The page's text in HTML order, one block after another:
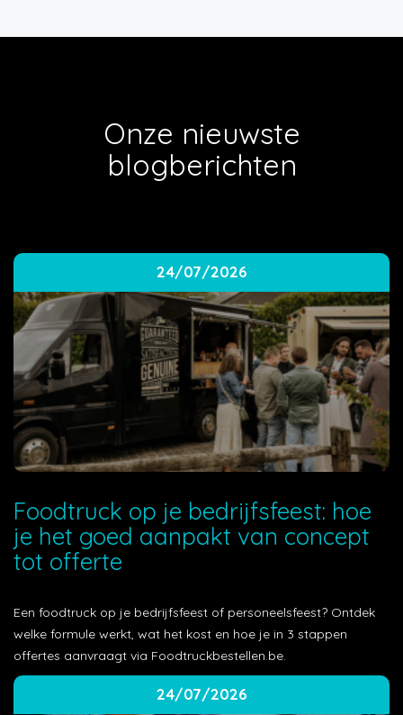
Onze nieuwste
blogberichten
24/07/2026
Foodtruck op je bedrijfsfeest: hoe
je het goed aanpakt van concept
tot offerte
Een foodtruck op je bedrijfsfeest of personeelsfeest? Ontdek
welke formule werkt, wat het kost en hoe je in 3 stappen
offertes aanvraagt via Foodtruckbestellen.be.
24/07/2026